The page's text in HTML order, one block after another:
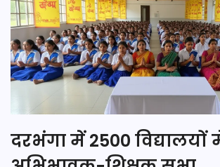
दरभंगा में 2500 विद्यालयों